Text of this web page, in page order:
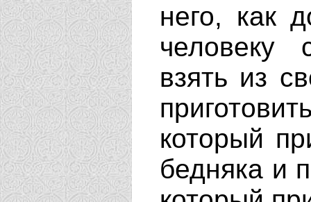
него, как
человеку
взять из
который
бедняка и